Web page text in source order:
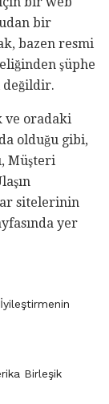
bir
bazen resmi
şüphe
değildir.
ve oradaki
olduğu gibi,
Müşteri
sitelerinin
yer
Birleşik